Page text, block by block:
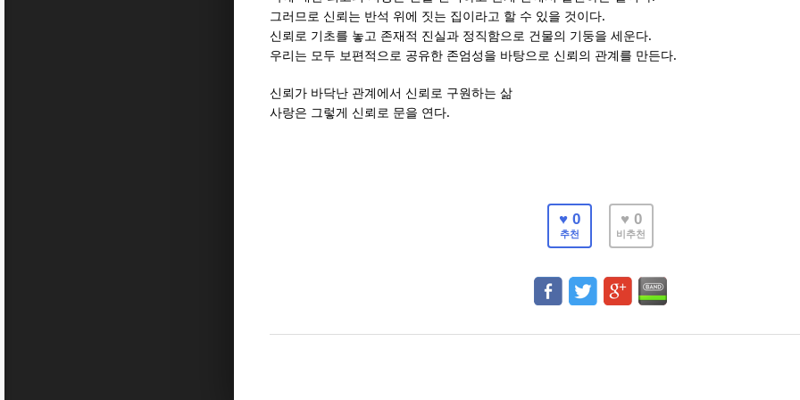
그러므로 신뢰는 반석 위에 짓는 집이라고 할 수 있을 것이다.
신뢰로 기초를 놓고 존재적 진실과 정직함으로 건물의 기둥을 세운다.
우리는 모두 보편적으로 공유한 존엄성을 바탕으로 신뢰의 관계를 만든다.
신뢰가 바닥난 관계에서 신뢰로 구원하는 삶
사랑은 그렇게 신뢰로 문을 연다.
♥ 0
추천
♥ 0
비추천